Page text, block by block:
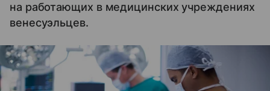
на работающих в медицинских учреждениях
венесуэльцев.